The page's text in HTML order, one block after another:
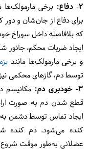
۲- دفاع: برخی مارمولک‌ها
برای دفاع از جان‌شان و
که بلافاصله داخل سوراخ
ایجاد ضربات محکم، جانور
و برخی مارمولک‌ها مانند
توسط دم، گازهای محکمی
۳- خودبری دم
: مکانیسم
قطع شدن دم به صورت
ایجاد تماس توسط دشمن
کنده می‌شود. دم کنده
عضلانی به‌طور موقت شروع